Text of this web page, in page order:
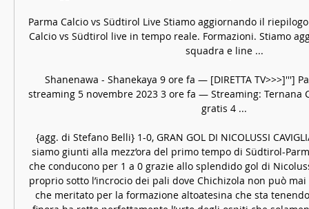
Parma Calcio vs Südtirol Live Stiamo aggiornando il
Calcio vs Südtirol live in tempo reale. Formazioni. Stiamo
squadra e line ...
Shanenawa - Shanekaya 9 ore fa — [DIRETTA TV>>>]''']
streaming 5 novembre 2023 3 ore fa — Streaming: Ternana
gratis 4 ...
{agg. di Stefano Belli} 1-0, GRAN GOL DI NICOLUSSI
siamo giunti alla mezz’ora del primo tempo di Südtirol-
che conducono per 1 a 0 grazie allo splendido gol di
proprio sotto l’incrocio dei pali dove Chichizola non può
che meritato per la formazione altoatesina che sta